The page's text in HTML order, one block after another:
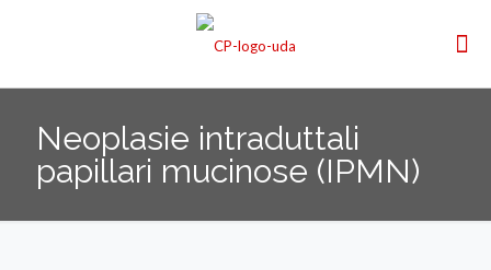
Neoplasie intraduttali
papillari mucinose (IPMN)